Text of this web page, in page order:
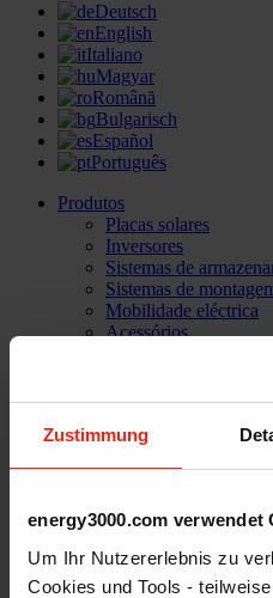
Zustimmung
energy3000.com verwendet
Um Ihr Nutzererlebnis zu
Cookies und Tools -
Deutsch
English
Italiano
Magyar
Română
Bulgarisch
Español
Português
Produtos
Placas solares
Inversores
Sistemas de
Sistemas de
Mobilidade eléctrica
Acessórios
Referências
Assistência técnica
Carreira profissional
Shop